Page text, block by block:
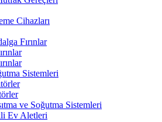
Cihazları
Fırınlar
Sistemleri
ve Soğutma Sistemleri
Ev Aletleri